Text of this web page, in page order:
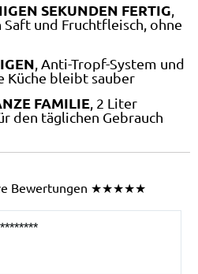
SEKUNDEN FERTIG,
und Fruchtfleisch, ohne
, Anti-Tropf-System und
Küche bleibt sauber
FAMILIE, 2 Liter
den täglichen Gebrauch
Bewertungen ★★★★★